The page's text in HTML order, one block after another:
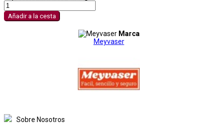
Añadir a la cesta
Marca
Meyvaser
Sobre Nosotros